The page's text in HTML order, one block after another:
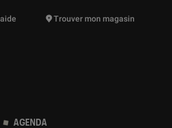
produits vont vous être proposées
Trouver mon magasin
AGENDA